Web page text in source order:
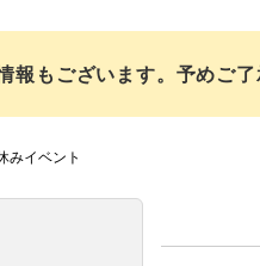
もございます。予めご了
みイベント